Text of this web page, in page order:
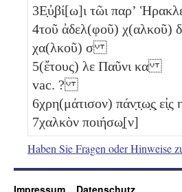
3Ε̣ὐ̣βί[ω]ι τῶι παρʼ
4τοῦ ἀδελ(φοῦ) χ(αλκοῦ)
χα(λκοῦ) σ
5(ἔτους) λε Παῦνι κα
vac. ?
6χρη(μάτισον) πάν̣τ̣ω̣ς̣
7χαλκὸν ποιήσω̣[ν]
Haben Sie Fragen oder Hinweise
Impressum Datenschutz